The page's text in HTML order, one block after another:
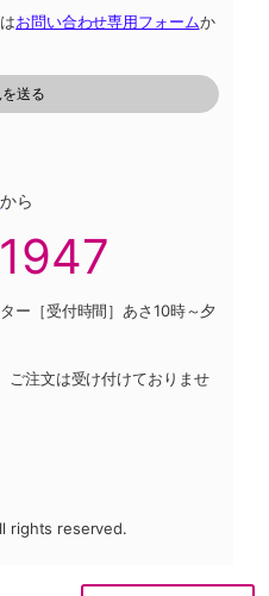
お問い合わせ専用フォームか
から
ー［受付時間］あさ10時～夕
ご注文は受け付けておりませ
rights reserved.